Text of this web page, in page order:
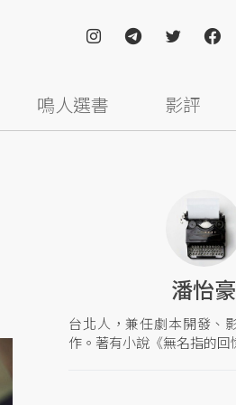
鳴人選書 影評
潘怡豪
台北人，兼任劇本開發、
作。著有小說《無名指的回